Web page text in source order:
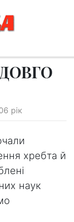
рік
хребта й
наук